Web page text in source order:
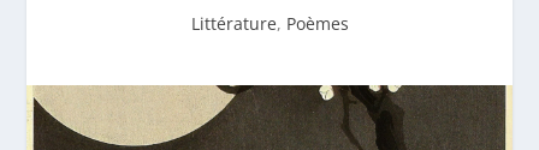
Littérature, Poèmes